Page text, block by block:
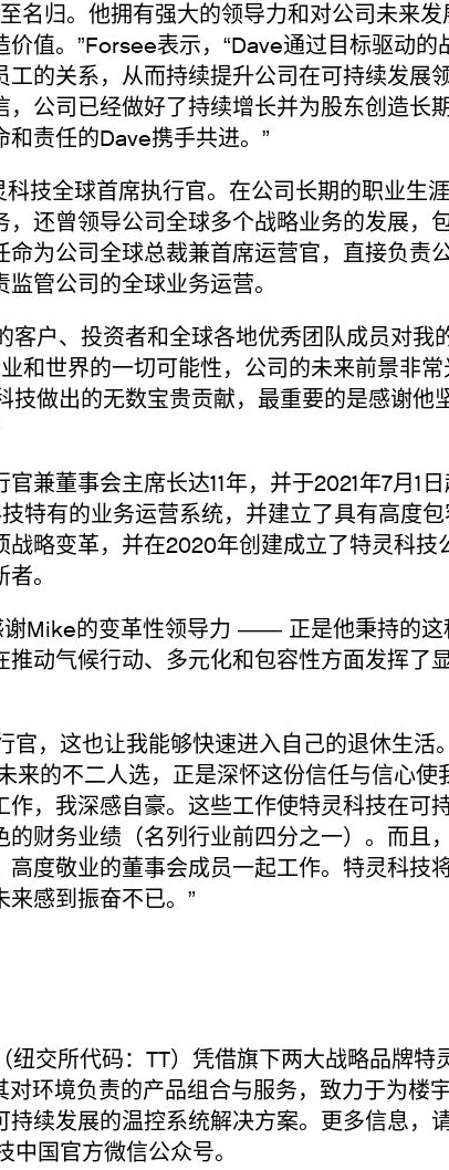
归。他拥有强大的领导力和对公司未来发
值。”Forsee表示，“Dave通过目标驱动的
的关系，从而持续提升公司在可持续发展
公司已经做好了持续增长并为股东创造长
责任的Dave携手共进。”
全球首席执行官。在公司长期的职业生涯
还曾领导公司全球多个战略业务的发展，
为公司全球总裁兼首席运营官，直接负责
管公司的全球业务运营。
户、投资者和全球各地优秀团队成员对我
和世界的一切可能性，公司的未来前景非常
做出的无数宝贵贡献，最重要的是感谢他
董事会主席长达11年，并于2021年7月1日
特有的业务运营系统，并建立了具有高度
略变革，并在2020年创建成立了特灵科技
。
Mike的变革性领导力 —— 正是他秉持的这
动气候行动、多元化和包容性方面发挥了
，这也让我能够快速进入自己的退休生活
来的不二人选，正是深怀这份信任与信心使
，我深感自豪。这些工作使特灵科技在可
财务业绩（名列行业前四分之一）。而且
度敬业的董事会成员一起工作。特灵科技
感到振奋不已。”
交所代码：TT）凭借旗下两大战略品牌特
对环境负责的产品组合与服务，致力于为楼
续发展的温控系统解决方案。更多信息，
中国官方微信公众号。